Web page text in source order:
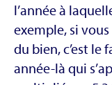
l’année à
exemple, si
du bien, c’est
année-là qui